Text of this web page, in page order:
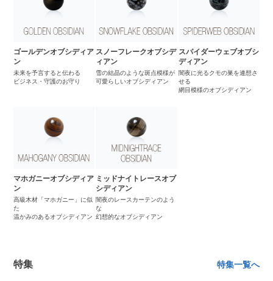
ゴールデンオブシディア
ン
未来を予言すると伝わる
ビジネス・守護のお守り
スノーフレークオブシデ
ィアン
雪の結晶のような斑点模様が
可愛らしいオブシディアン
スパイダーウェブオブシ
ディアン
闇夜に光るクモの巣を連想さ
せる
網目模様のオブシディアン
マホガニーオブシディア
ン
高級木材「マホガニー」に似
た
温かみのあるオブシディアン
ミッドナイトレースオブ
シディアン
闇夜のレースカーテンのよう
な
幻想的なオブシディアン
特集 特集一覧へ